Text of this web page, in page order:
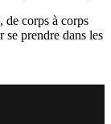
de corps à corps
se prendre dans les